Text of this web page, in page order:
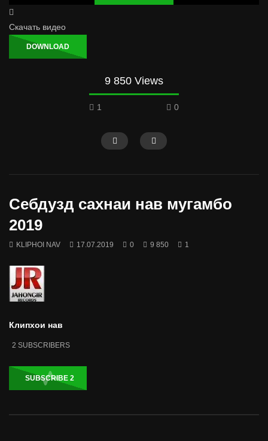
Скачать видео
DOWNLOAD
9 850 Views
1 0
Себдузд сахнаи нав мугамбо
2019
KLIPHOI NAV 17.07.2019 0 9 850 1
Клипхои нав
2 SUBSCRIBERS
SUBSCRIBE 2